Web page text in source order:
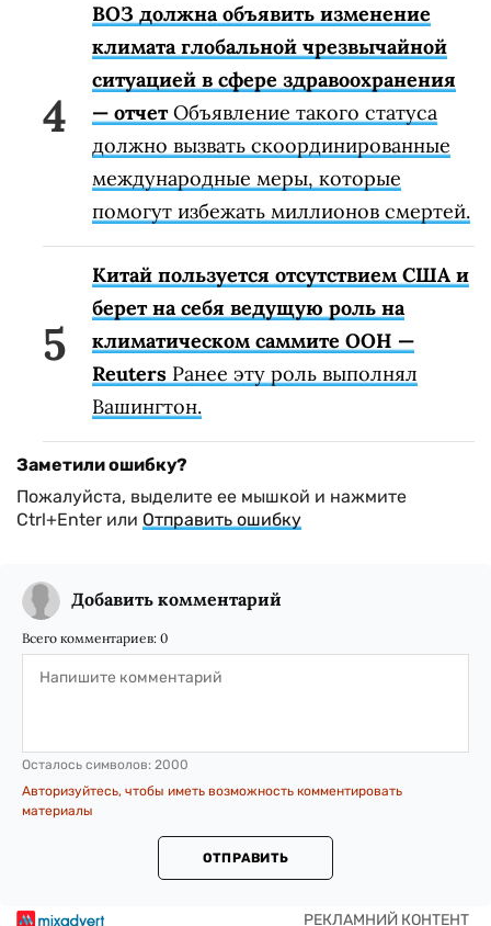
ВОЗ должна объявить изменение
климата глобальной чрезвычайной
ситуацией в сфере здравоохранения
— отчетОбъявление такого статуса
должно вызвать скоординированные
международные меры, которые
помогут избежать миллионов смертей.
Китай пользуется отсутствием США и
берет на себя ведущую роль на
климатическом саммите ООН —
Reuters Ранее эту роль выполнял
Вашингтон.
Заметили ошибку?
Пожалуйста, выделите ее мышкой и нажмите
Ctrl+Enter или Отправить ошибку
Добавить комментарий
Всего комментариев: 0
Осталось символов: 2000
Авторизуйтесь, чтобы иметь возможность комментировать
материалы
ОТПРАВИТЬ